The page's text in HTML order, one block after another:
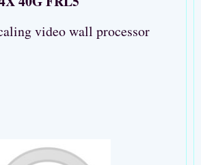
video wall processor